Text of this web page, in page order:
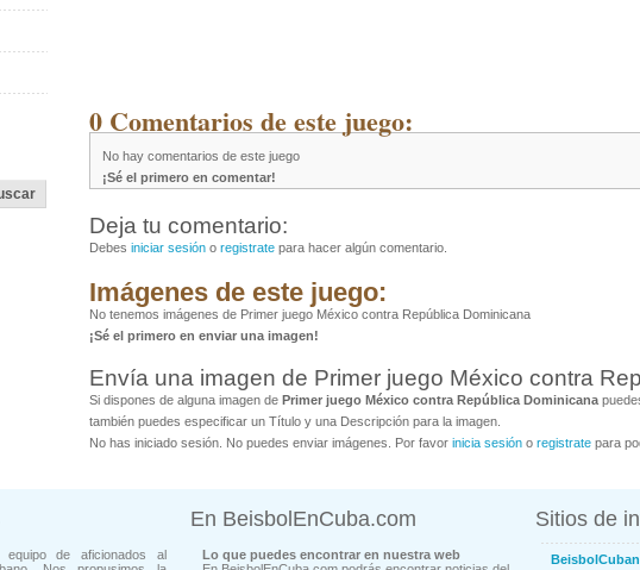
0 Comentarios de este juego:
No hay comentarios de este juego
¡Sé el primero en comentar!
Deja tu comentario:
Debes iniciar sesión o registrate para hacer algún comentario.
Imágenes de este juego:
No tenemos imágenes de Primer juego México contra República Dominicana
¡Sé el primero en enviar una imagen!
Envía una imagen de Primer juego México contra
Si dispones de alguna imagen de Primer juego México contra República Dominicana
también puedes especificar un Título y una Descripción para la imagen.
No has iniciado sesión. No puedes enviar imágenes. Por favor inicia sesión o registrate para
equipo de aficionados al
En BeisbolEnCuba.com
Lo que puedes encontrar en nuestra web
Sitios de